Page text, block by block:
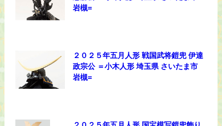
岩槻=
２０２５年五月人形 戦国武将鎧兜 伊達
政宗公 ＝小木人形 埼玉県 さいたま市
岩槻=